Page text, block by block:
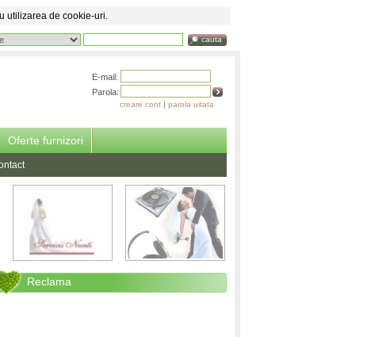
utilizarea de cookie-uri.
cauta
E-mail:
Parola:
creare cont | parola uitata
Oferte furnizori
Reclama